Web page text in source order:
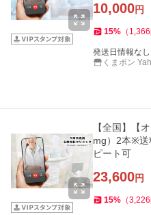
10,000円
15% （ 1,366
発送日情報なし
くまポン
【全国】【
mg）2本※送
ピート可
23,600円
15% （3,226